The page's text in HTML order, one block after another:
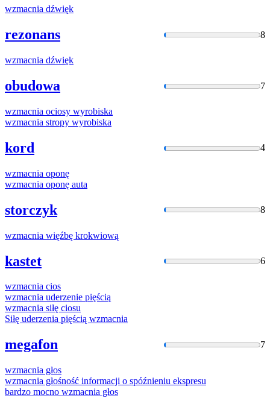
wzmacnia dźwięk
rezonans 8
wzmacnia dźwięk
obudowa 7
wzmacnia ociosy wyrobiska
wzmacnia stropy wyrobiska
kord 4
wzmacnia oponę
wzmacnia oponę auta
storczyk 8
wzmacnia więźbę krokwiową
kastet 6
wzmacnia cios
wzmacnia uderzenie pięścią
wzmacnia siłę ciosu
Siłę uderzenia pięścią wzmacnia
megafon 7
wzmacnia głos
wzmacnia głośność informacji o spóźnieniu ekspresu
bardzo mocno wzmacnia głos